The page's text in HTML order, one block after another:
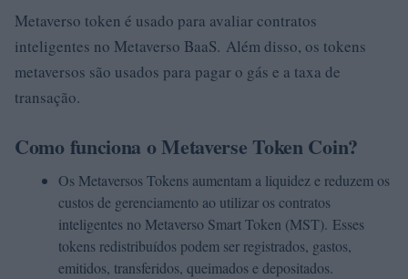
Metaverso token é usado para avaliar contratos
inteligentes no Metaverso BaaS. Além disso, os tokens
metaversos são usados ​​para pagar o gás e a taxa de
transação.
Como funciona o Metaverse Token Coin?
Os Metaversos Tokens aumentam a liquidez e reduzem os
custos de gerenciamento ao utilizar os contratos
inteligentes no Metaverso Smart Token (MST). Esses
tokens redistribuídos podem ser registrados, gastos,
emitidos, transferidos, queimados e depositados.